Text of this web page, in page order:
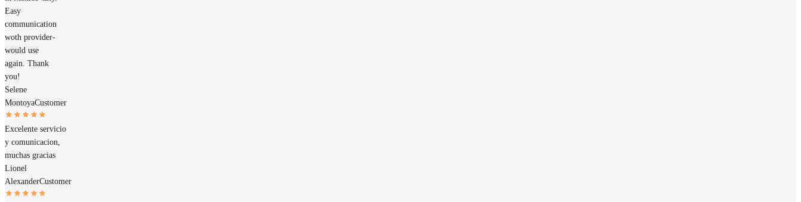
Easy
communication
woth provider-
would use
again. Thank
you!
Selene
MontoyaCustomer
Excelente servicio
y comunicacion,
muchas gracias
Lionel
AlexanderCustomer